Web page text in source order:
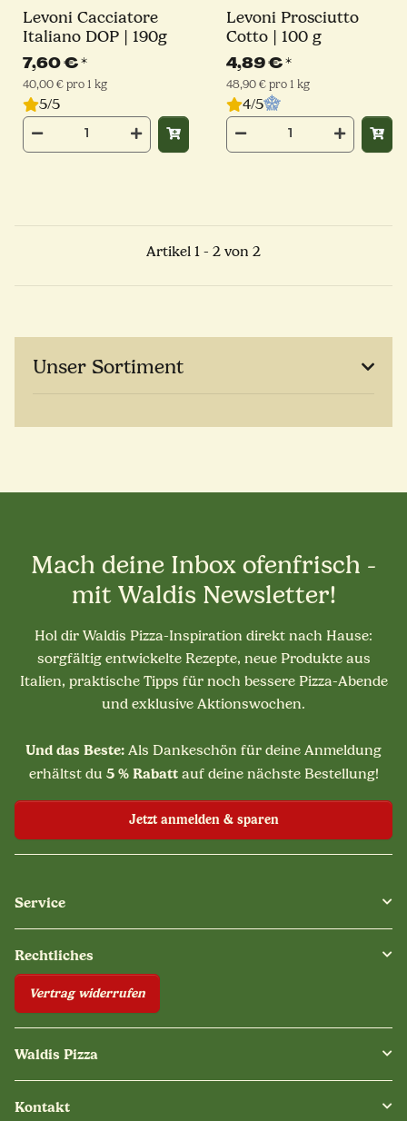
Levoni Cacciatore
Italiano DOP | 190g
7,60 €*
40,00 € pro 1 kg
5/5
Levoni Prosciutto
Cotto | 100 g
4,89 €*
48,90 € pro 1 kg
4/5
Artikel 1 - 2 von 2
Unser Sortiment
Mach deine Inbox ofenfrisch -
mit Waldis Newsletter!
Hol dir Waldis Pizza-Inspiration direkt nach Hause:
sorgfältig entwickelte Rezepte, neue Produkte aus
Italien, praktische Tipps für noch bessere Pizza-Abende
und exklusive Aktionswochen.
Und das Beste: Als Dankeschön für deine Anmeldung
erhältst du 5 % Rabattauf deine nächste Bestellung!
Jetzt anmelden & sparen
Service
Rechtliches
Vertrag widerrufen
Waldis Pizza
Kontakt